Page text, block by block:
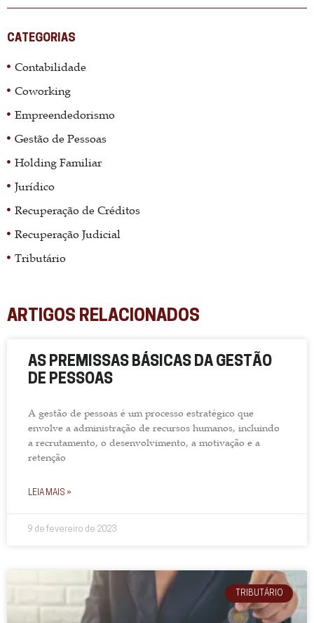
CATEGORIAS
Contabilidade
Coworking
Empreendedorismo
Gestão de Pessoas
Holding Familiar
Jurídico
Recuperação de Créditos
Recuperação Judicial
Tributário
ARTIGOS RELACIONADOS
AS PREMISSAS BÁSICAS DA GESTÃO
DE PESSOAS
A gestão de pessoas é um processo estratégico que
envolve a administração de recursos humanos, incluindo
a recrutamento, o desenvolvimento, a motivação e a
retenção
LEIA MAIS »
9 de fevereiro de 2023
TRIBUTÁRIO